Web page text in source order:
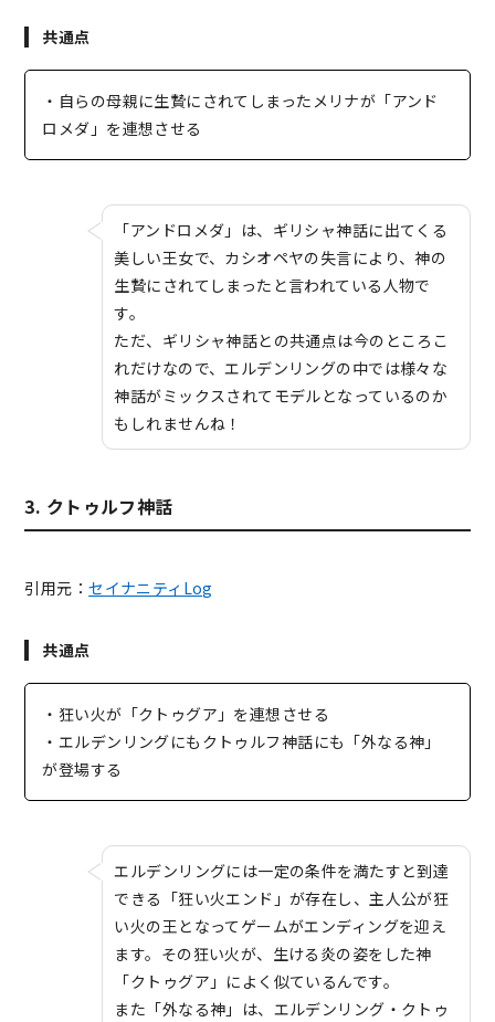
共通点
・自らの母親に生贄にされてしまったメリナが「アンド
ロメダ」を連想させる
「アンドロメダ」は、ギリシャ神話に出てくる
美しい王女で、カシオペヤの失言により、神の
生贄にされてしまったと言われている人物で
す。
ただ、ギリシャ神話との共通点は今のところこ
れだけなので、エルデンリングの中では様々な
神話がミックスされてモデルとなっているのか
もしれませんね！
3. クトゥルフ神話
引用元：セイナニティLog
共通点
・狂い火が「クトゥグア」を連想させる
・エルデンリングにもクトゥルフ神話にも「外なる神」
が登場する
エルデンリングには一定の条件を満たすと到達
できる「狂い火エンド」が存在し、主人公が狂
い火の王となってゲームがエンディングを迎え
ます。その狂い火が、生ける炎の姿をした神
「クトゥグア」によく似ているんです。
また「外なる神」は、エルデンリング・クトゥ